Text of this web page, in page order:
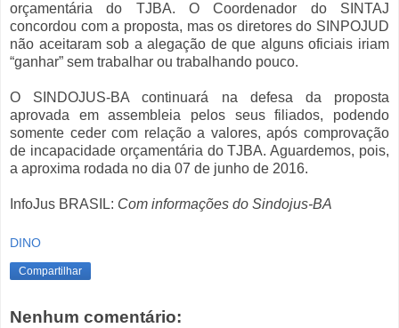
orçamentária do TJBA. O Coordenador do SINTAJ
concordou com a proposta, mas os diretores do SINPOJUD
não aceitaram sob a alegação de que alguns oficiais iriam
“ganhar” sem trabalhar ou trabalhando pouco.
O SINDOJUS-BA continuará na defesa da proposta
aprovada em assembleia pelos seus filiados, podendo
somente ceder com relação a valores, após comprovação
de incapacidade orçamentária do TJBA. Aguardemos, pois,
a aproxima rodada no dia 07 de junho de 2016.
InfoJus BRASIL: Com informações do Sindojus-BA
DINO
Compartilhar
Nenhum comentário: